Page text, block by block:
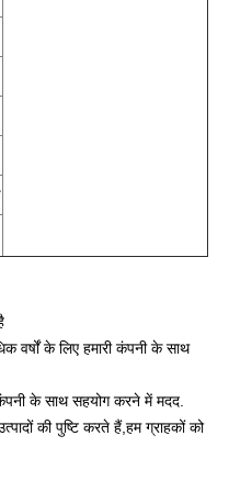
वर्षों के लिए हमारी कंपनी के साथ
के साथ सहयोग करने में मदद.
की पुष्टि करते हैं,हम ग्राहकों को